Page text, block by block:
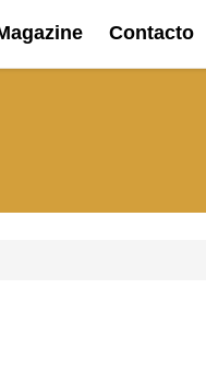
Contacto